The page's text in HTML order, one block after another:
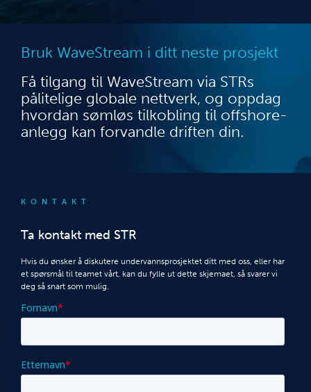
Bruk WaveStream i ditt neste prosjekt
Få tilgang til WaveStream via STRs
pålitelige globale nettverk, og oppdag
hvordan sømløs tilkobling til offshore-
anlegg kan forvandle driften din.
KONTAKT
Ta kontakt med STR
Hvis du ønsker å diskutere undervannsprosjektet ditt med oss, eller har
et spørsmål til teamet vårt, kan du fylle ut dette skjemaet, så svarer vi
deg så snart som mulig.